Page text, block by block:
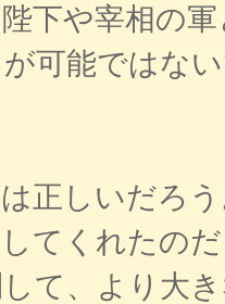
下や宰相の軍
可能ではな
は正しいだろ
てくれたのだ
て、より大